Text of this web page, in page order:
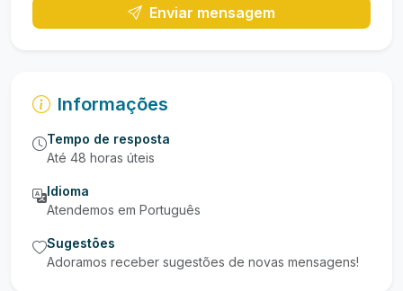
Enviar mensagem
Informações
Tempo de resposta
Até 48 horas úteis
Idioma
Atendemos em Português
Sugestões
Adoramos receber sugestões de novas mensagens!